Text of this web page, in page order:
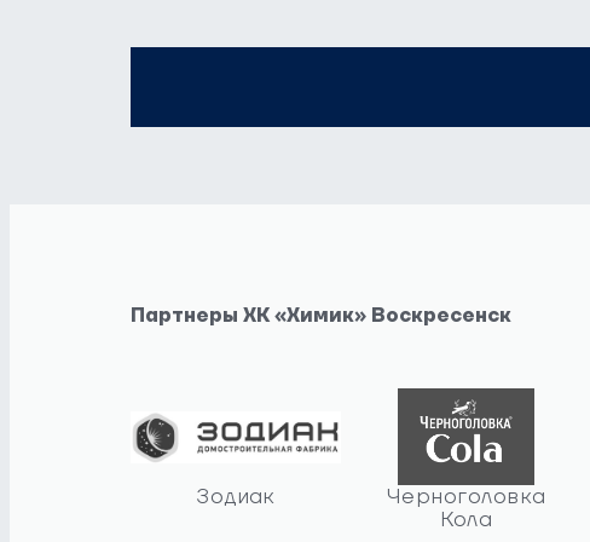
Партнеры ХК «Химик» Воскресенск
Зодиак
Черноголовка
Кола